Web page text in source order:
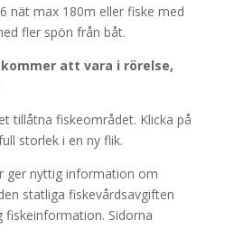
nät max 180m eller fiske med
fler spön från båt.
att vara i rörelse,
tillåtna fiskeområdet. Klicka på
storlek i en ny flik.
ger nyttig information om
statliga fiskevårdsavgiften
fiskeinformation. Sidorna